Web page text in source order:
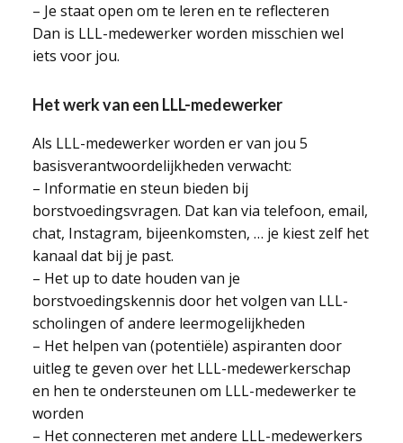
– Je staat open om te leren en te reflecteren
Dan is LLL-medewerker worden misschien wel
iets voor jou.
Het werk van een LLL-medewerker
Als LLL-medewerker worden er van jou 5
basisverantwoordelijkheden verwacht:
– Informatie en steun bieden bij
borstvoedingsvragen. Dat kan via telefoon, email,
chat, Instagram, bijeenkomsten, … je kiest zelf het
kanaal dat bij je past.
– Het up to date houden van je
borstvoedingskennis door het volgen van LLL-
scholingen of andere leermogelijkheden
– Het helpen van (potentiële) aspiranten door
uitleg te geven over het LLL-medewerkerschap
en hen te ondersteunen om LLL-medewerker te
worden
– Het connecteren met andere LLL-medewerkers